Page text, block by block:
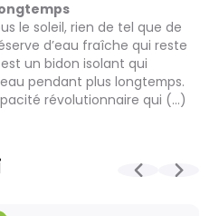
lors de votre commande,
que vos articles seront prêts à
:
effectués par nos techniciens,
emballé dans un carton conçu
d’une à deux
celui-ci est allongé
directement à votre
le soleil, rien de tel que de
d’eau fraîche qui reste
un bidon isolant qui
pendant plus longtemps.
révolutionnaire qui (...)